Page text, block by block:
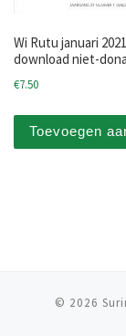
Wi Rutu januari
download niet-
€7.50
Toevoegen
© 2026